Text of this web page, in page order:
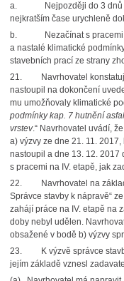
a.
Nejpozději do 3
nejkratším čase urychleně
b.
Nezačínat s
a nastalé klimatické
stavebních prací ze strany
21.
Navrhovatel
nastoupil na dokončení
mu umožňovaly klimatické
podmínky kap. 7 hutnění
vrstev.“ Navrhovatel uvádí,
a) výzvy ze dne 21. 11.
nastoupil a dne 13. 12. 2017
s pracemi na IV. etapě, jak
22.
Navrhovatel na
Správce stavby k nápravě“
zahájí práce na IV. etapě na
doby nebyl udělen.
obsažené v bodě b) výzvy
23.
K výzvě správce
jejím základě vznesl